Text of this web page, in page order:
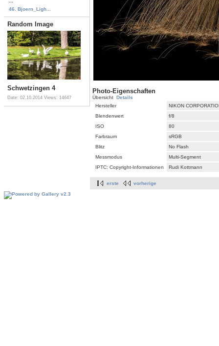
46. Bjoern_Ligh...
Random Image
Schwetzingen 4
Date: 02.10.2014 Views: 14647
Photo-Eigenschaften
Übersicht Details
Hersteller
NIKON
Blendenwert
f/8
ISO
80
Farbraum
sRGB
Blitz
No Flash
Messmodus
Multi-Segment
IPTC: Copyright-Informationen
Rudi Kottmann
erste vorherige